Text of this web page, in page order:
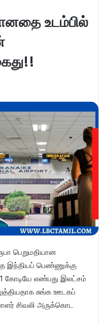
உடம்பில்
பெறுமதியான
பெண்ணுக்கு
கோடியே எண்பது இலட்சம்
சுங்க ஊடகப்
சிவலி அருக்கொட